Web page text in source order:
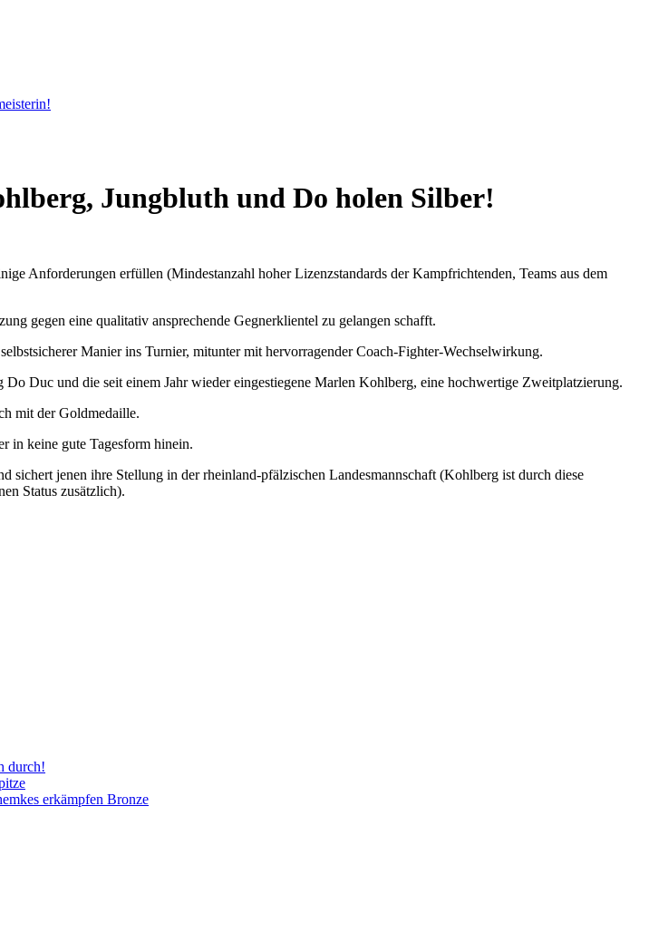
Jungbluth und Do holen Silber!
Anforderungen erfüllen (Mindestanzahl hoher Lizenzstandards der Kampfrichtenden, Teams aus dem
gegen eine qualitativ ansprechende Gegnerklientel zu gelangen schafft.
Manier ins Turnier, mitunter mit hervorragender Coach-Fighter-Wechselwirkung.
Duc und die seit einem Jahr wieder eingestiegene Marlen Kohlberg, eine hochwertige Zweitplatzierung.
mit der Goldmedaille.
in keine gute Tagesform hinein.
jenen ihre Stellung in der rheinland-pfälzischen Landesmannschaft (Kohlberg ist durch diese
Status zusätzlich).
durch!
erkämpfen Bronze